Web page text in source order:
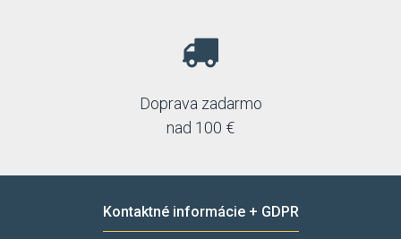
Doprava zadarmo
nad 100 €
Kontaktné informácie + GDPR